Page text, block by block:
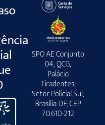
SPO AE Conjunto
04, QCG,
Palácio
Tiradentes,
Setor Policial Sul,
Brasília-DF, CEP
70.610-212